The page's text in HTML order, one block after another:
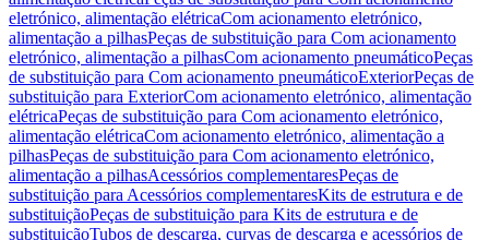
eletrónico, alimentação elétricaCom acionamento eletrónico,
alimentação a pilhasPeças de substituição para Com acionamento
eletrónico, alimentação a pilhasCom acionamento pneumáticoPeças
de substituição para Com acionamento pneumáticoExteriorPeças de
substituição para ExteriorCom acionamento eletrónico, alimentação
elétricaPeças de substituição para Com acionamento eletrónico,
alimentação elétricaCom acionamento eletrónico, alimentação a
pilhasPeças de substituição para Com acionamento eletrónico,
alimentação a pilhasAcessórios complementaresPeças de
substituição para Acessórios complementaresKits de estrutura e de
substituiçãoPeças de substituição para Kits de estrutura e de
substituiçãoTubos de descarga, curvas de descarga e acessórios de